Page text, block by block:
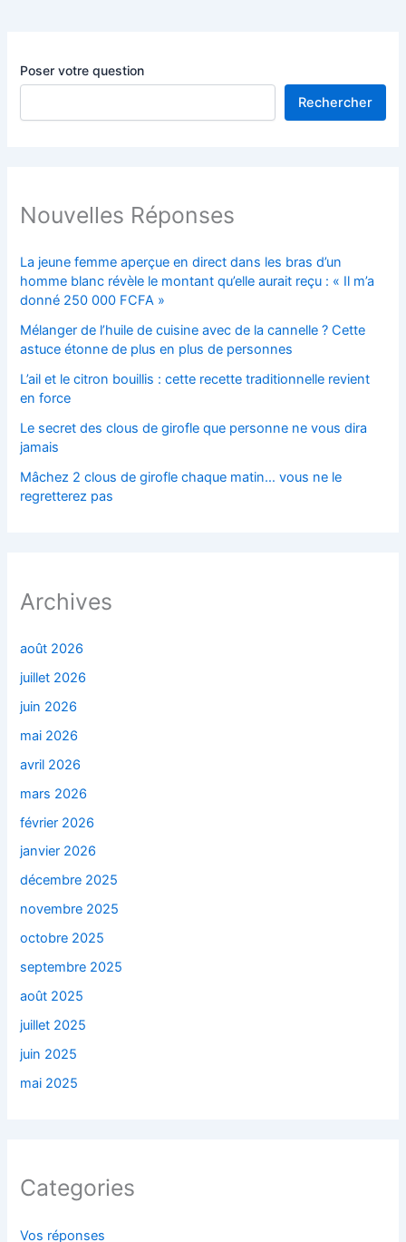
Poser votre question
Rechercher
Nouvelles Réponses
La jeune femme aperçue en direct dans les bras d’un
homme blanc révèle le montant qu’elle aurait reçu : « Il m’a
donné 250 000 FCFA »
Mélanger de l’huile de cuisine avec de la cannelle ? Cette
astuce étonne de plus en plus de personnes
L’ail et le citron bouillis : cette recette traditionnelle revient
en force
Le secret des clous de girofle que personne ne vous dira
jamais
Mâchez 2 clous de girofle chaque matin… vous ne le
regretterez pas
Archives
août 2026
juillet 2026
juin 2026
mai 2026
avril 2026
mars 2026
février 2026
janvier 2026
décembre 2025
novembre 2025
octobre 2025
septembre 2025
août 2025
juillet 2025
juin 2025
mai 2025
Categories
Vos réponses